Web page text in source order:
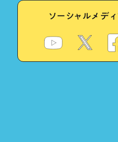
ソーシャルメデ